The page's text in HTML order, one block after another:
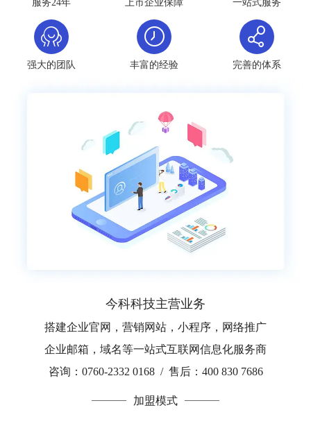
服务24年 上市企业保障 一站式服务
强大的团队 丰富的经验 完善的体系
今科科技主营业务
搭建企业官网，营销网站，小程序，网络推广
企业邮箱，域名等一站式互联网信息化服务商
咨询：0760-2332 0168 / 售后：400 830 7686
加盟模式